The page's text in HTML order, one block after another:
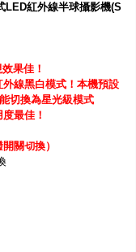
LED紅外線半球攝影機(S
果佳！
線黑白模式！ 本機預設
切換為星光級模式
最佳！
關切換）